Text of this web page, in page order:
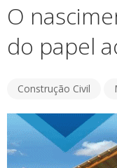
O
do papel
Construção Civil